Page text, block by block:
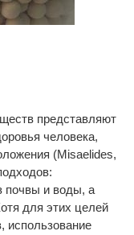
представляют
человека,
(Misaelides,
почвы и воды, а
для этих целей
использование